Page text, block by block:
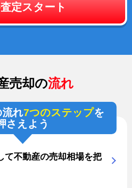
査定スタート
売却の流れ
流れ7つのステップを
さえよう
て不動産の売却相場を把